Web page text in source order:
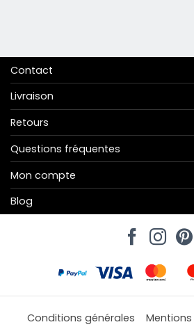
Contact
Livraison
Retours
Questions fréquentes
Mon compte
Blog
Conditions générales Mentions